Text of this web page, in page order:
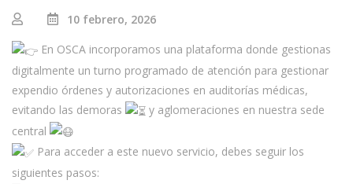
10 febrero, 2026
En OSCA incorporamos una plataforma donde gestionas
digitalmente un turno programado de atención para gestionar
expendio órdenes y autorizaciones en auditorías médicas,
evitando las demoras
y aglomeraciones en nuestra sede
central
Para acceder a este nuevo servicio, debes seguir los
siguientes pasos: